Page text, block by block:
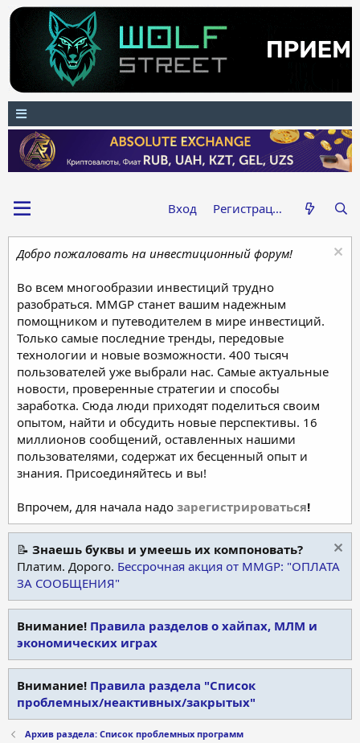
Вход Регистрация
Добро пожаловать на инвестиционный форум!
Во всем многообразии инвестиций трудно
разобраться. MMGP станет вашим надежным
помощником и путеводителем в мире инвестиций.
Только самые последние тренды, передовые
технологии и новые возможности. 400 тысяч
пользователей уже выбрали нас. Самые актуальные
новости, проверенные стратегии и способы
заработка. Сюда люди приходят поделиться своим
опытом, найти и обсудить новые перспективы. 16
миллионов сообщений, оставленных нашими
пользователями, содержат их бесценный опыт и
знания. Присоединяйтесь и вы!
Впрочем, для начала надо зарегистрироваться!
📝 Знаешь буквы и умеешь их компоновать?
Платим. Дорого. Бессрочная акция от MMGP: "ОПЛАТА
ЗА СООБЩЕНИЯ"
Внимание! Правила разделов о хайпах, МЛМ и
экономических играх
Внимание! Правила раздела "Список
проблемных/неактивных/закрытых"
Архив раздела: Список проблемных программ